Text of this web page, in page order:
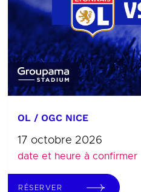
OL / OGC NICE
17 octobre 2026
date et heure à confirmer
RÉSERVER